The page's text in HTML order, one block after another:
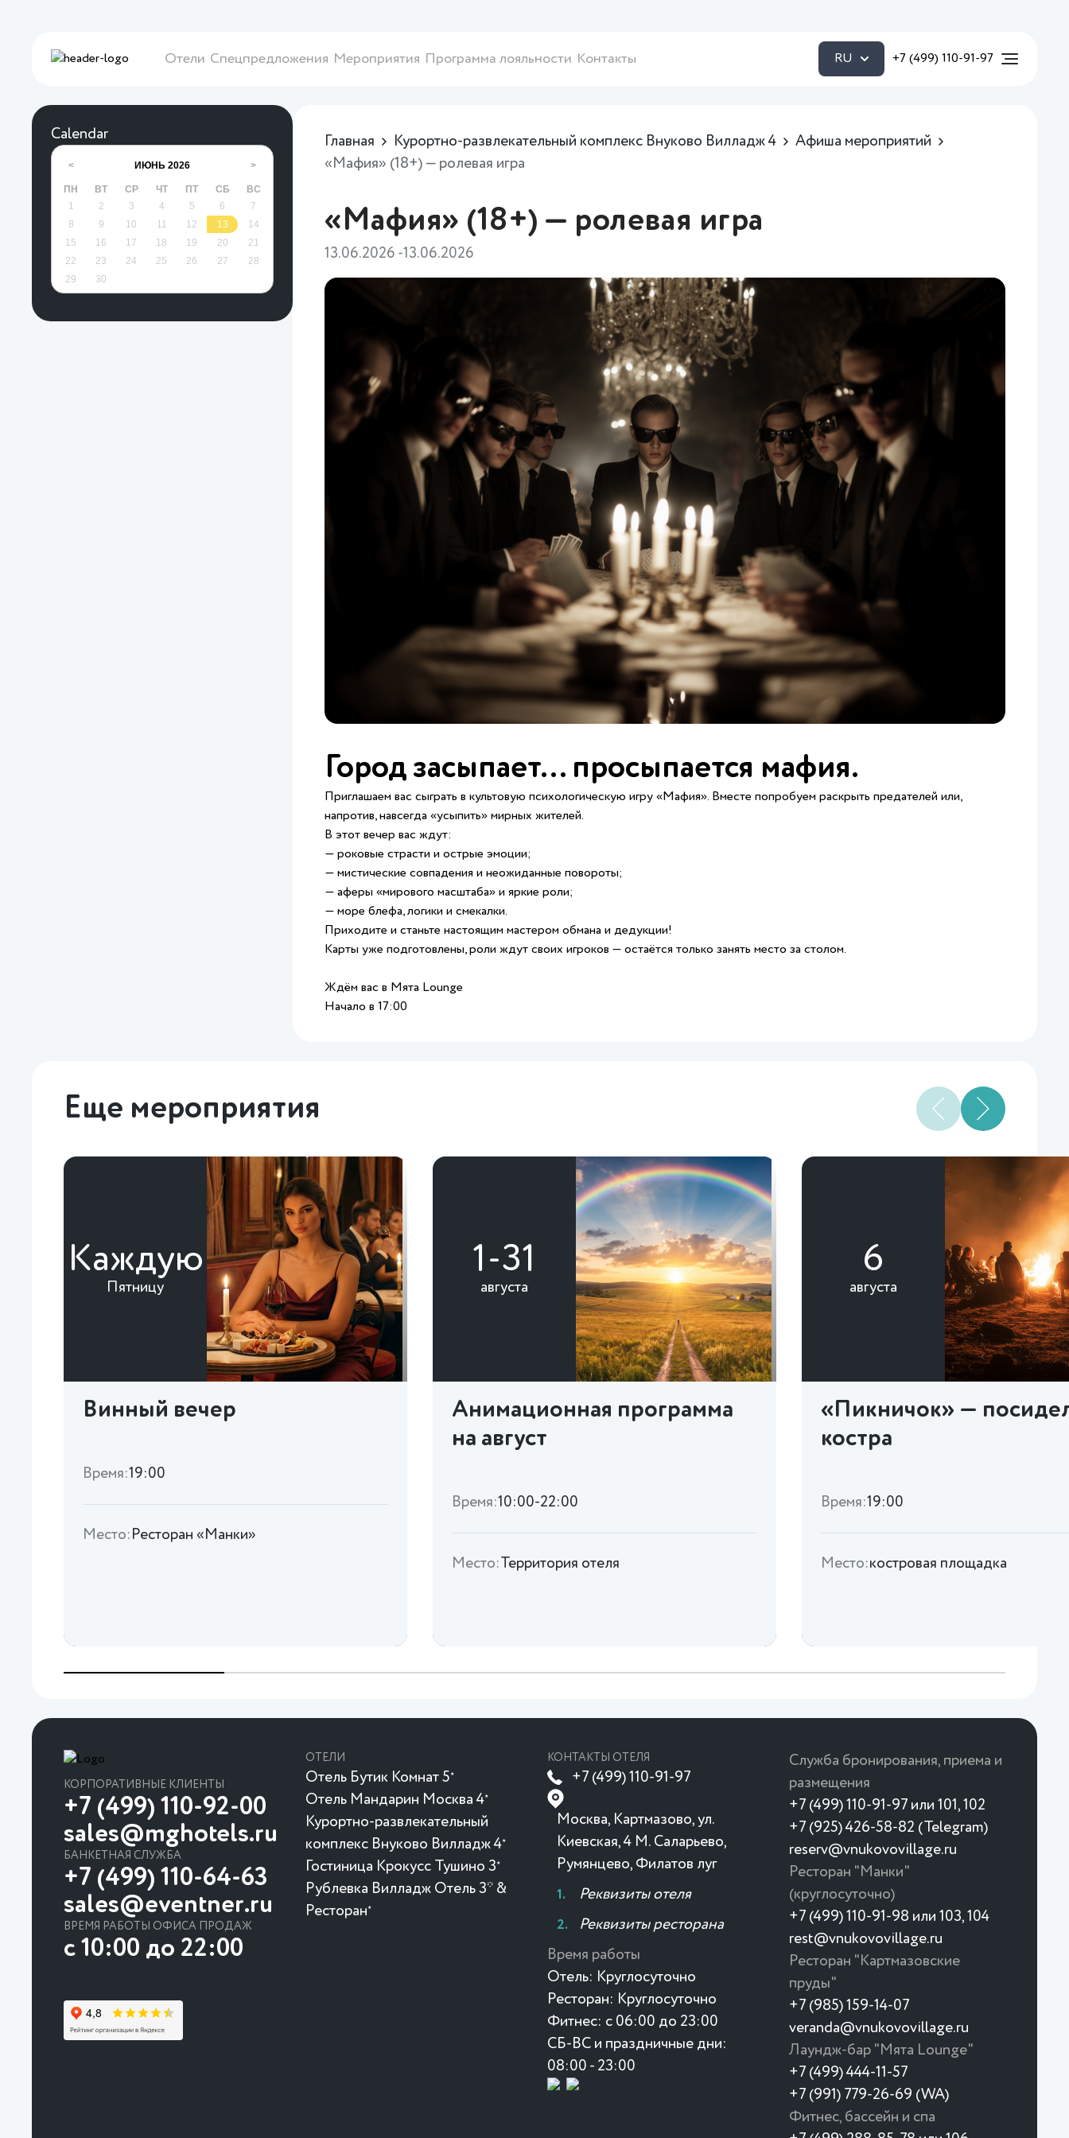
Отели Спецпредложения Мероприятия Программа лояльности Контакты RU +7 (499) 110-91-97
Calendar
< ИЮНЬ 2026 >
ПН ВТ СР ЧТ ПТ СБ
ВС
1
2 3 4 5 6
7
8
9 10 11 12 13
14
15
16 17 18 19 20
21
22
23 24 25 26 27
28
29
30
Главная Курортно-развлекательный комплекс Внуково Вилладж 4
Афиша мероприятий
«Мафия» (18+) — ролевая игра
«Мафия» (18+) — ролевая игра
13.06.2026 -13.06.2026
Город засыпает… просыпается мафия.
Приглашаем вас сыграть в культовую психологическую игру «Мафия». Вместе попробуем раскрыть предателей или,
напротив, навсегда «усыпить» мирных жителей.
В этот вечер вас ждут:
— роковые страсти и острые эмоции;
— мистические совпадения и неожиданные повороты;
— аферы «мирового масштаба» и яркие роли;
— море блефа, логики и смекалки.
Приходите и станьте настоящим мастером обмана и дедукции!
Карты уже подготовлены, роли ждут своих игроков — остаётся только занять место за столом.
Ждём вас в Мята Lounge
Начало в 17:00
Еще мероприятия
Каждую
Пятницу
Винный вечер
Время:19:00
Место: Ресторан «Манки»
1-31
августа
Анимационная программа
на август
Время:10:00-22:00
Место:Территория отеля
6
августа
«Пикничок» —
костра
Время:19:00
Место:костровая площадка
КОРПОРАТИВНЫЕ КЛИЕНТЫ
+7 (499) 110-92-00
sales@mghotels.ru
БАНКЕТНАЯ СЛУЖБА
+7 (499) 110-64-63
sales@eventner.ru
ВРЕМЯ РАБОТЫ ОФИСА ПРОДАЖ
с 10:00 до 22:00
ОТЕЛИ
Отель Бутик Комнат 5★
Отель Мандарин Москва 4★
Курортно-развлекательный
комплекс Внуково Вилладж 4★
Гостиница Крокусc Тушино 3★
Рублевка Вилладж Отель 3* &
Ресторан★
КОНТАКТЫ ОТЕЛЯ
+7 (499) 110-91-97
Москва, Картмазово, ул.
Киевская, 4 М. Саларьево,
Румянцево, Филатов луг
Реквизиты отеля
Реквизиты ресторана
Время работы
Отель: Круглосуточно
Ресторан: Круглосуточно
Фитнес: с 06:00 до 23:00
СБ-ВС и праздничные дни:
08:00 - 23:00
Служба бронирования, приема и
размещения
+7 (499) 110-91-97 или 101, 102
+7 (925) 426-58-82 (Telegram)
reserv@vnukovovillage.ru
Ресторан "Манки"
(круглосуточно)
+7 (499) 110-91-98 или 103, 104
rest@vnukovovillage.ru
Ресторан "Картмазовские
пруды"
+7 (985) 159-14-07
veranda@vnukovovillage.ru
Лаундж-бар "Мята Lounge"
+7 (499) 444-11-57
+7 (991) 779-26-69 (WA)
Фитнес, бассейн и спа